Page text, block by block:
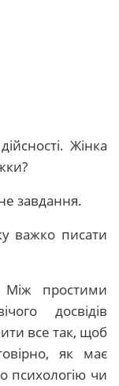
Жінка
завдання.
важко писати
простими
досвідів
все так, щоб
як має
психологію чи